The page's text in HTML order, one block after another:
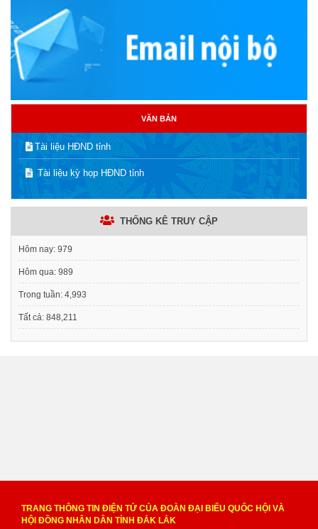
VĂN BẢN
Tài liệu HĐND tỉnh
Tài liệu kỳ họp HĐND tỉnh
THỐNG KÊ TRUY CẬP
Hôm nay: 979
Hôm qua: 989
Trong tuần: 4,993
Tất cả: 848,211
TRANG THÔNG TIN ĐIỆN TỬ CỦA ĐOÀN ĐẠI BIỂU QUỐC HỘI VÀ
HỘI ĐỒNG NHÂN DÂN TỈNH ĐẮK LẮK